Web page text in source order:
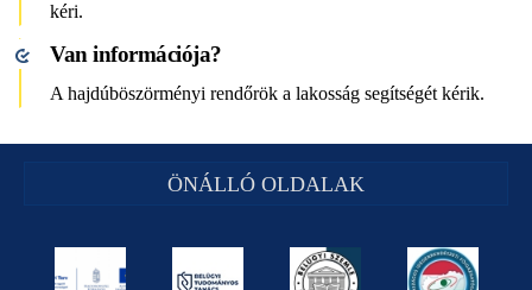
kéri.
Van információja?
A hajdúböszörményi rendőrök a lakosság segítségét kérik.
ÖNÁLLÓ OLDALAK